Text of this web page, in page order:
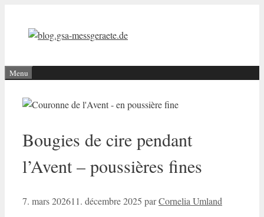
contenu
Menu
Bougies de cire pendant
l’Avent – poussières fines
7. mars 202611. décembre 2025 parCornelia Umland